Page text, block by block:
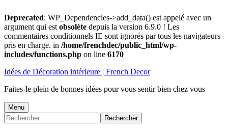
Deprecated: WP_Dependencies->add_data() est appelé avec un
argument qui est obsolète depuis la version 6.9.0 ! Les
commentaires conditionnels IE sont ignorés par tous les navigateurs
pris en charge. in /home/frenchdec/public_html/wp-
includes/functions.php on line 6170
au
Idées de Décoration intérieure | French Decor
Faites-le plein de bonnes idées pour vous sentir bien chez vous
Menu
principal
Menu
Rechercher :